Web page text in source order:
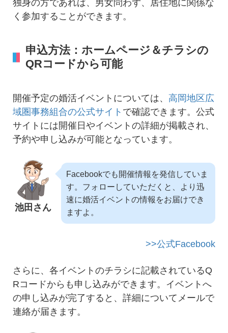
独身の方であれば、男女問わず、居住地に関係な
く参加することができます。
申込方法：ホームページ＆チラシの
QRコードから可能
開催予定の婚活イベントについては、 高岡地区広
域圏事務組合の公式サイト で確認できます。公式
サイトには開催日やイベントの詳細が掲載され、
予約や申し込みが可能となっています。
池田さん
Facebookでも開催情報を発信していま
す。フォローしていただくと、より迅
速に婚活イベントの情報をお届けでき
ますよ。
>>公式Facebook
さらに、各イベントのチラシに記載されているQ
Rコードからも申し込みができます。イベントへ
の申し込みが完了すると、詳細についてメールで
連絡が届きます。